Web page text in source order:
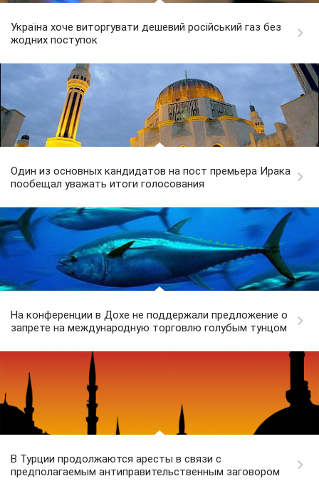
Україна хоче виторгувати дешевий російський газ без
жодних поступок
Один из основных кандидатов на пост премьера Ирака
пообещал уважать итоги голосования
На конференции в Дохе не поддержали предложение о
запрете на международную торговлю голубым тунцом
В Турции продолжаются аресты в связи с
предполагаемым антиправительственным заговором